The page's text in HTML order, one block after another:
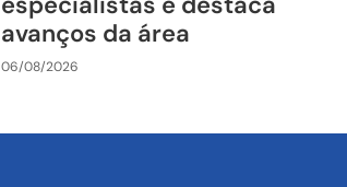
avanços da área
06/08/2026